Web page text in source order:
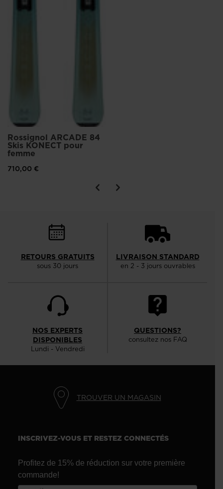
Rossignol ARCADE 84
Skis KONECT pour
femme
710,00 €
RETOURS GRATUITS
sous 30 jours
LIVRAISON STANDARD
en 2 - 3 jours ouvrables
NOS EXPERTS
DISPONIBLES
Lundi - Vendredi
QUESTIONS?
consultez nos FAQ
TROUVER UN MAGASIN
INSCRIVEZ-VOUS ET RESTEZ CONNECTÉS
Profitez de 15% de réduction sur votre première
commande!